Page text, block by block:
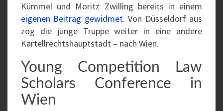
Kümmel und Moritz Zwilling bereits in einem
eigenen Beitrag gewidmet. Von Düsseldorf aus
zog die junge Truppe weiter in eine andere
Kartellrechtshauptstadt – nach Wien.
Young Competition Law
Scholars Conference in
Wien